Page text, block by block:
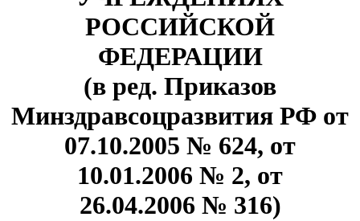
РОССИЙСКОЙ
ФЕДЕРАЦИИ
(в ред. Приказов
Минздравсоцразвития РФ от
07.10.2005 № 624, от
10.01.2006 № 2, от
26.04.2006 № 316)